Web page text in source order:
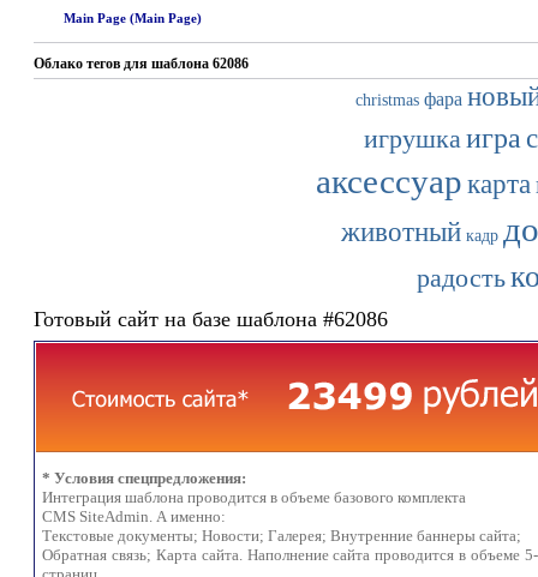
Main Page (Main Page)
Облако тегов для шаблона 62086
christmas фара
игрушкаигра
аксессуар карта
животный кадр
радость
Готовый сайт на базе шаблона #62086
* Условия спецпредложения:
Интеграция шаблона проводится в объеме базового комплекта
CMS SiteAdmin. А именно:
Текстовые документы; Новости; Галерея; Внутренние баннеры сайта;
Обратная связь; Карта сайта. Наполнение сайта проводится в объеме